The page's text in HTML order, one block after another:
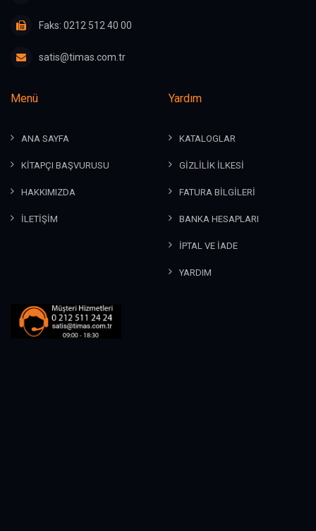
Faks: 0212 512 40 00
satis@timas.com.tr
Menü
ANA SAYFA
KİTAPÇI BAŞVURUSU
HAKKIMIZDA
İLETİŞİM
Yardım
KATALOGLAR
GİZLİLİK İLKESİ
FATURA BİLGİLERİ
BANKA HESAPLARI
İPTAL VE İADE
YARDIM